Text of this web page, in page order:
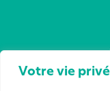
Votre vie